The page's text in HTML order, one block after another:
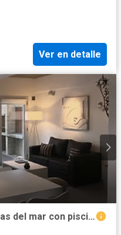
Ver en detalle
Moderno dúplex, a dos cuadras del mar con piscina, cochera. Pinamar